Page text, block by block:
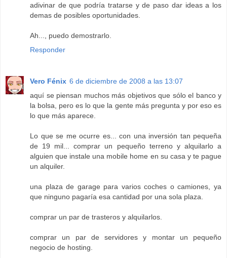
adivinar de que podría tratarse y de paso dar ideas a los
demas de posibles oportunidades.
Ah..., puedo demostrarlo.
Responder
Vero Fénix 6 de diciembre de 2008 a las 13:07
aquí se piensan muchos más objetivos que sólo el banco y
la bolsa, pero es lo que la gente más pregunta y por eso es
lo que más aparece.
Lo que se me ocurre es... con una inversión tan pequeña
de 19 mil... comprar un pequeño terreno y alquilarlo a
alguien que instale una mobile home en su casa y te pague
un alquiler.
una plaza de garage para varios coches o camiones, ya
que ninguno pagaría esa cantidad por una sola plaza.
comprar un par de trasteros y alquilarlos.
comprar un par de servidores y montar un pequeño
negocio de hosting.